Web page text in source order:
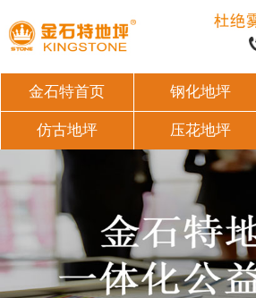
金石特首页 钢化地坪
仿古地坪 压花地坪